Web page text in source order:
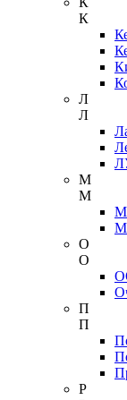
К
Л
Л
М
М
О
О
П
П
Р